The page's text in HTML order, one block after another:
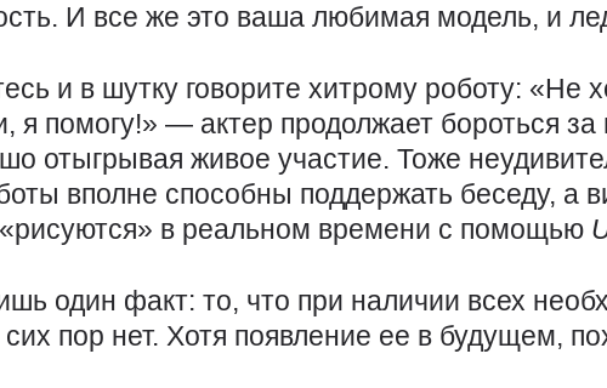
И все же это ваша любимая модель, и
и в шутку говорите хитрому роботу: «Не
я помогу!» — ​актер продолжает бороться
отыгрывая живое участие. Тоже
вполне способны поддержать беседу, а
в реальном времени с помощью
один факт: то, что при наличии всех
пор нет. Хотя появление ее в будущем,